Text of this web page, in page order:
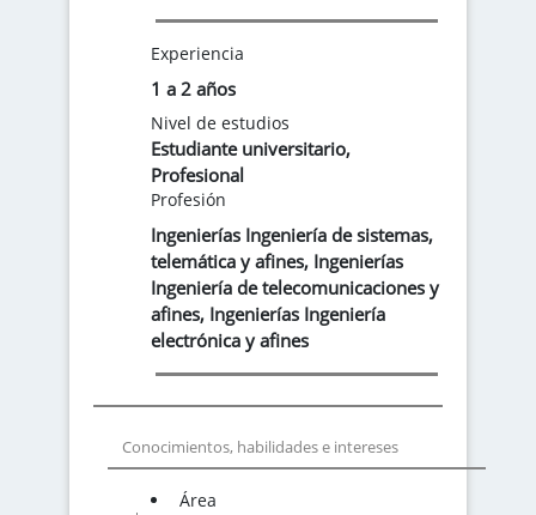
Experiencia
1 a 2 años
Nivel de estudios
Estudiante universitario,
Profesional
Profesión
Ingenierías Ingeniería de sistemas,
telemática y afines, Ingenierías
Ingeniería de telecomunicaciones y
afines, Ingenierías Ingeniería
electrónica y afines
Conocimientos, habilidades e intereses
Área